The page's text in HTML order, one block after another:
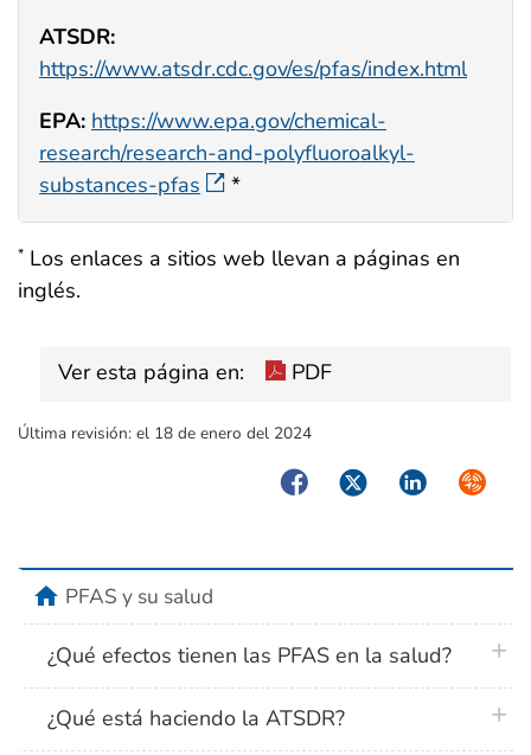
ATSDR:
https://www.atsdr.cdc.gov/es/pfas/index.html
EPA: https://www.epa.gov/chemical-
research/research-and-polyfluoroalkyl-
substances-pfas
*
* Los enlaces a sitios web llevan a páginas en
inglés.
Ver esta página en: PDF
Última revisión: el 18 de enero del 2024
FacebookTwitterLinkedIn
homePFAS y su salud
¿Qué efectos tienen las PFAS en la salud?
¿Qué está haciendo la ATSDR?